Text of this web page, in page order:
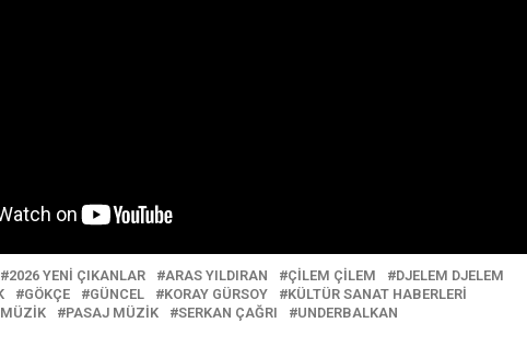
2026 YENI ÇIKANLAR ARAS YILDIRAN ÇILEM ÇILEM
DJELEM DJELEM
GÖKÇE GÜNCEL KORAY GÜRSOY
KÜLTÜR SANAT HABERLERI
MÜZIK
PASAJ MÜZIK SERKAN ÇAĞRI UNDERBALKAN